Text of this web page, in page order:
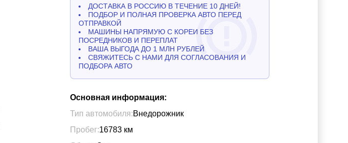
ДОСТАВКА В РОССИЮ В ТЕЧЕНИЕ 10 ДНЕЙ!
ПОДБОР И ПОЛНАЯ ПРОВЕРКА АВТО ПЕРЕД
ОТПРАВКОЙ
МАШИНЫ НАПРЯМУЮ С КОРЕИ БЕЗ
ПОСРЕДНИКОВ И ПЕРЕПЛАТ
ВАША ВЫГОДА ДО 1 МЛН РУБЛЕЙ
СВЯЖИТЕСЬ С НАМИ ДЛЯ СОГЛАСОВАНИЯ И
ПОДБОРА АВТО
Основная информация:
Тип автомобиля:Внедорожник
Пробег:16783 км